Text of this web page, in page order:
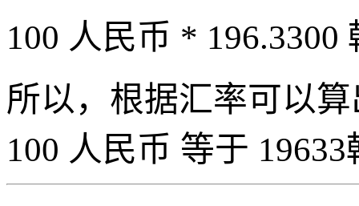
100 人民币 * 196.3300
所以，根据汇率可以
100 人民币 等于